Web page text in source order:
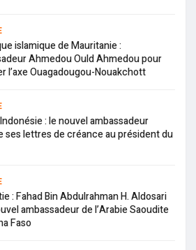
islamique de Mauritanie :
Ahmedou Ould Ahmedou pour
l’axe Ouagadougou-Nouakchott
: le nouvel ambassadeur
ses lettres de créance au président du
: Fahad Bin Abdulrahman H. Aldosari
ambassadeur de l’Arabie Saoudite
Faso